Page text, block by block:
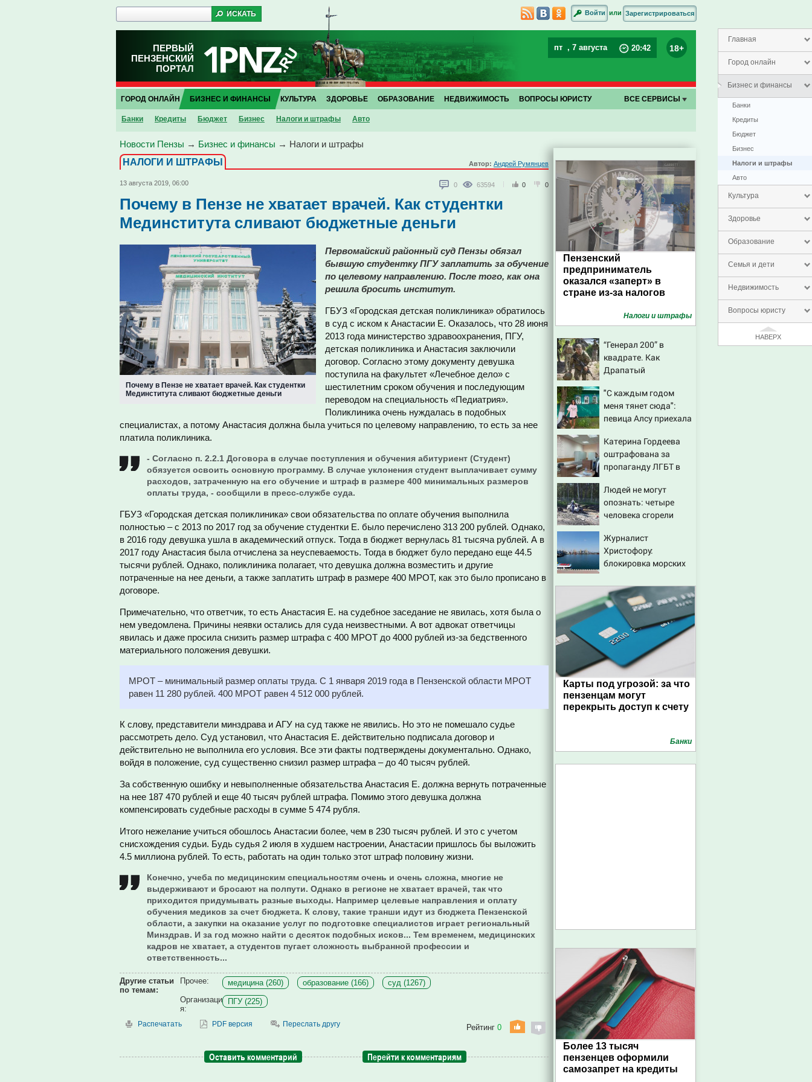
Главная
Город онлайн
Бизнес и финансы
Банки
Кредиты
Бюджет
Бизнес
Налоги и штрафы
Авто
Культура
Здоровье
Образование
Семья и дети
Недвижимость
Вопросы юристу
НАВЕРХ
Войти или Зарегистрироваться
ПЕРВЫЙ
ПЕНЗЕНСКИЙ
ПОРТАЛ
пт , 7 августа 20:43 18+
ГОРОД ОНЛАЙН БИЗНЕС И ФИНАНСЫ
Банки Кредиты Бюджет Бизнес Налоги и штрафы Авто
КУЛЬТУРА ЗДОРОВЬЕ ОБРАЗОВАНИЕ НЕДВИЖИМОСТЬ ВОПРОСЫ ЮРИСТУ ВСЕ СЕРВИСЫ
Новости Пензы → Бизнес и финансы → Налоги и штрафы
НАЛОГИ И ШТРАФЫ
Автор: Андрей Румянцев
13 августа 2019, 06:00 0 63594 0 0
Почему в Пензе не хватает врачей. Как студентки
Мединститута сливают бюджетные деньги
Почему в Пензе не хватает врачей. Как студентки
Мединститута сливают бюджетные деньги
Первомайский районный суд Пензы обязал
бывшую студентку ПГУ заплатить за обучение
по целевому направлению. После того, как она
решила бросить институт.
ГБУЗ «Городская детская поликлиника» обратилось
в суд с иском к Анастасии Е. Оказалось, что 28 июня
2013 года министерство здравоохранения, ПГУ,
детская поликлиника и Анастасия заключили
договор. Согласно этому документу девушка
поступила на факультет «Лечебное дело» с
шестилетним сроком обучения и последующим
переводом на специальность «Педиатрия».
Поликлиника очень нуждалась в подобных
специалистах, а потому Анастасия должна была учиться по целевому направлению, то есть за нее
платила поликлиника.
- Согласно п. 2.2.1 Договора в случае поступления и обучения абитуриент (Студент)
обязуется освоить основную программу. В случае уклонения студент выплачивает сумму
расходов, затраченную на его обучение и штраф в размере 400 минимальных размеров
оплаты труда, - сообщили в пресс-службе суда.
ГБУЗ «Городская детская поликлиника» свои обязательства по оплате обучения выполнила
полностью – с 2013 по 2017 год за обучение студентки Е. было перечислено 313 200 рублей. Однако,
в 2016 году девушка ушла в академический отпуск. Тогда в бюджет вернулась 81 тысяча рублей. А в
2017 году Анастасия была отчислена за неуспеваемость. Тогда в бюджет було передано еще 44.5
тысячи рублей. Однако, поликлиника полагает, что девушка должна возместить и другие
потраченные на нее деньги, а также заплатить штраф в размере 400 МРОТ, как это было прописано в
договоре.
Примечательно, что ответчик, то есть Анастасия Е. на судебное заседание не явилась, хотя была о
нем уведомлена. Причины неявки остались для суда неизвестными. А вот адвокат ответчицы
явилась и даже просила снизить размер штрафа с 400 МРОТ до 4000 рублей из-за бедственного
материального положения девушки.
МРОТ – минимальный размер оплаты труда. С 1 января 2019 года в Пензенской области МРОТ
равен 11 280 рублей. 400 МРОТ равен 4 512 000 рублей.
К слову, представители минздрава и АГУ на суд также не явились. Но это не помешало судье
рассмотреть дело. Суд установил, что Анастасия Е. действительно подписала договор и
действительно не выполнила его условия. Все эти факты подтверждены документально. Однако,
войдя в положение, суд существенно снизил размер штрафа – до 40 тысяч рублей.
За собственную ошибку и невыполненные обязательства Анастасия Е. должна вернуть потраченные
на нее 187 470 рублей и еще 40 тысяч рублей штрафа. Помимо этого девушка должна
компенсировать судебные расходы в сумме 5 474 рубля.
Итого нежелание учиться обошлось Анастасии более, чем в 230 тысяч рублей. И это с учетом
снисхождения судьи. Будь судья 2 июля в худшем настроении, Анастасии пришлось бы выложить
4.5 миллиона рублей. То есть, работать на один только этот штраф половину жизни.
Конечно, учеба по медицинским специальностям очень и очень сложна, многие не
выдерживают и бросают на полпути. Однако в регионе не хватает врачей, так что
приходится придумывать разные выходы. Например целевые направления и оплату
обучения медиков за счет бюджета. К слову, такие транши идут из бюджета Пензенской
области, а закупки на оказание услуг по подготовке специалистов играет региональный
Минздрав. И за год можно найти с десяток подобных исков... Тем временем, медицинских
кадров не хватает, а студентов пугает сложность выбранной профессии и
ответственность...
Другие статьи
по темам:
Прочее: медицина (260) образование (166)
суд (1267)
Организаци
я:
ПГУ (225)
Распечатать PDF версия Переслать другу Рейтинг 0
Оставить комментарий Перейти к комментариям
Пензенский
предприниматель
оказался «заперт» в
стране из-за налогов
Налоги и штрафы
“Генерал 200” в
квадрате. Как
Драпатый
"С каждым годом
меня тянет сюда":
певица Алсу приехала
где прошло ее детство
07/08/2026 – Новости
Катерина Гордеева
оштрафована за
пропаганду ЛГБТ в
на Вести.ru
Людей не могут
опознать: четыре
человека сгорели
ДТП на трассе
07/08/2026 – Новости
Журналист
Христофору:
блокировка морских
для Украины
Карты под угрозой: за что
пензенцам могут
перекрыть доступ к счету
Банки
Более 13 тысяч
пензенцев оформили
самозапрет на кредиты